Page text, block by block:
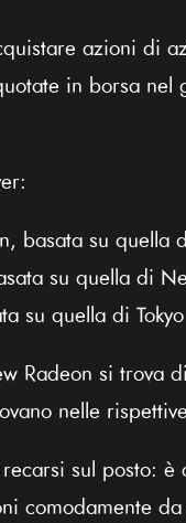
azioni di
in borsa nel
basata su quella
su quella di
su quella di Tokyo
Radeon si trova
nelle
sul posto:
comodamente